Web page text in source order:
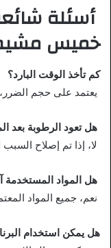
أسئلة
خميس
كم تأخذ الوقت البارد؟
يعتمد على حجم
هل تعود الرطوبة بعد
لا، إذا تم إصلاح
هل المواد المستخدمة
نعم، جميع المواد
هل يمكن استخدام